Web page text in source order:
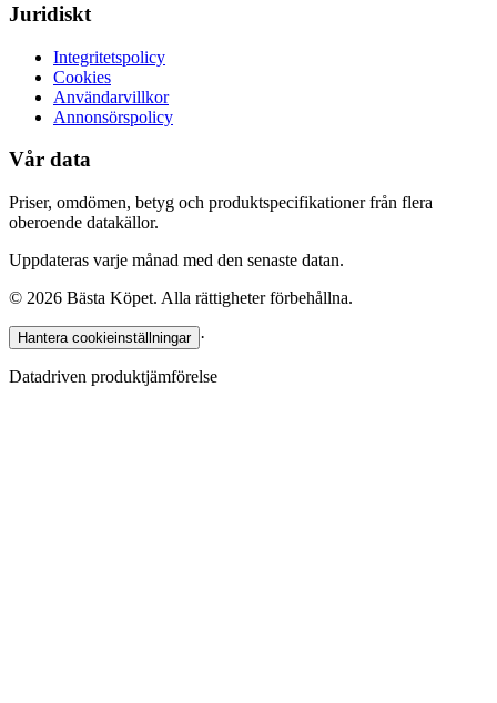
Juridiskt
Integritetspolicy
Cookies
Användarvillkor
Annonsörspolicy
Vår data
Priser, omdömen, betyg och produktspecifikationer från flera
oberoende datakällor.
Uppdateras varje månad med den senaste datan.
© 2026 Bästa Köpet. Alla rättigheter förbehållna.
Hantera cookieinställningar ·
Datadriven produktjämförelse